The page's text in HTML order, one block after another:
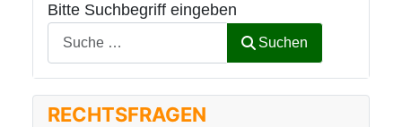
Bitte Suchbegriff eingeben
Suchen
RECHTSFRAGEN